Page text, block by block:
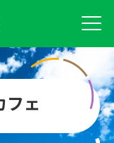
フェ